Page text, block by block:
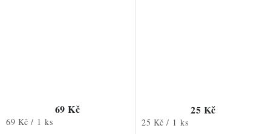
69 Kč
Měrná
69 Kč / 1 ks
25 Kč
Měrná
25 Kč / 1 ks